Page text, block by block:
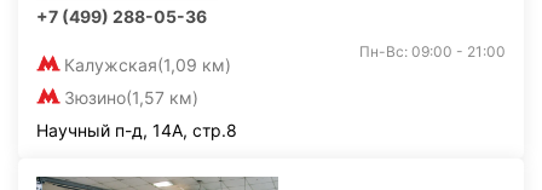
+7 (499) 288-05-36
Калужская(1,09 км)
Зюзино(1,57 км)
Пн-Вс: 09:00 - 21:00
Научный п-д, 14А, стр.8